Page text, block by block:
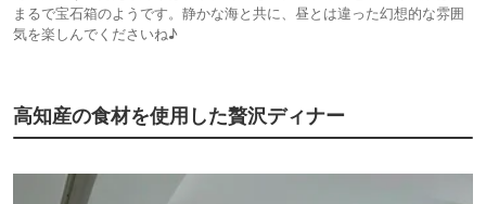
まるで宝石箱のようです。静かな海と共に、昼とは違った幻想的な雰囲
気を楽しんでくださいね♪
高知産の食材を使用した贅沢ディナー